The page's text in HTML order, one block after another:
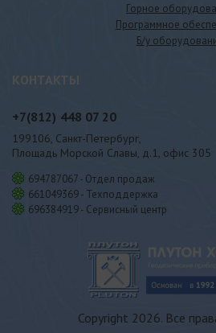
Горное
Программное
Б/у
КОНТАКТЫ
+7(812) 448 07 20
199106, Санкт-Петербург,
Площадь Морской Славы, д.1, офис 305
694787067 - Отдел продаж
661049369 - Техподдержка
696384919 - Сервисный центр
Copyright 2026. Все